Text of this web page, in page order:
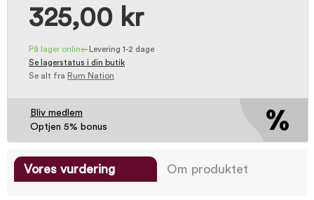
325,00 kr
På lager online-
Levering 1-2 dage
Se lagerstatus i din butik
Se alt fra Rum Nation
Bliv medlem
Optjen 5% bonus
Vores vurdering Om produktet